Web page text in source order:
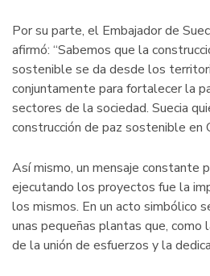
Por su parte, el Embajador de
afirmó: “Sabemos que la
sostenible se da desde los
conjuntamente para fortalecer la
sectores de la sociedad. Suecia
construcción de paz sostenible en
Así mismo, un mensaje constante
ejecutando los proyectos fue la
los mismos. En un acto simbólico
unas pequeñas plantas que, como
de la unión de esfuerzos y la